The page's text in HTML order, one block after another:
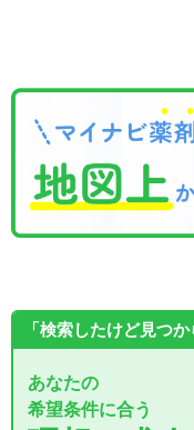
「検索したけど見つ
あなたの
希望条件に合う